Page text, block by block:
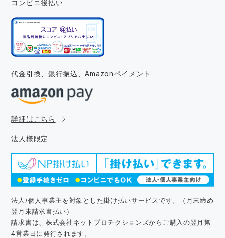
コンビニ後払い
代金引換、銀行振込、Amazonペイメント
詳細はこちら
法人様限定
法人/個人事業主を対象とした掛け払いサービスです。（月末締め
翌月末請求書払い）
請求書は、株式会社ネットプロテクションズからご購入の翌月第
4営業日に発行されます。